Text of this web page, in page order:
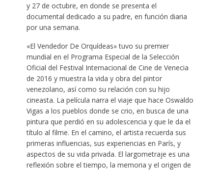
y 27 de octubre, en donde se presenta el
documental dedicado a su padre, en función diaria
por una semana.
«El Vendedor De Orquídeas» tuvo su premier
mundial en el Programa Especial de la Selección
Oficial del Festival Internacional de Cine de Venecia
de 2016 y muestra la vida y obra del pintor
venezolano, así como su relación con su hijo
cineasta. La película narra el viaje que hace Oswaldo
Vigas a los pueblos donde se crio, en busca de una
pintura que perdió en su adolescencia y que le da el
título al filme. En el camino, el artista recuerda sus
primeras influencias, sus experiencias en París, y
aspectos de su vida privada. El largometraje es una
reflexión sobre el tiempo, la memoria y el origen de